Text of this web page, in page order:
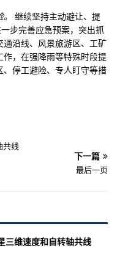
继续坚持主动避让、提
步完善应急预案，突出抓
沿线、风景旅游区、工矿
，在强降雨等特殊时段提
停工避险、专人盯守等措
共线
下一篇
最后一页
三维速度和自转轴共线